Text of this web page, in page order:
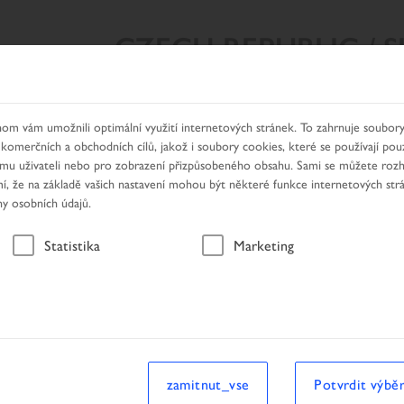
CZECH REPUBLIC /
VYHLEDÁVÁNÍ NAŠE PRODUKTY HLEDÁNÍ DEALERA
vám umožnili optimální využití internetových stránek. To zahrnuje
a obchodních cílů, jakož i soubory cookies, které se používají
uživateli nebo pro zobrazení přizpůsobeného obsahu. Sami se můžete
že na základě vašich nastavení mohou být některé funkce internetových
osobních údajů.
Statistika Marketing
zamitnut_vse Potvrdit výběr